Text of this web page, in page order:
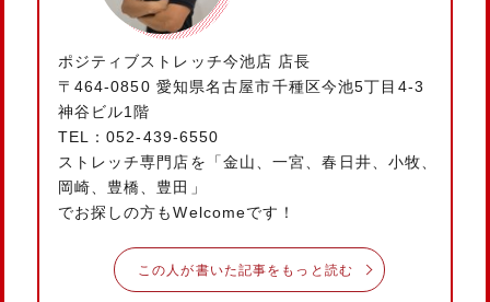
ポジティブストレッチ今池店 店長
〒464-0850 愛知県名古屋市千種区今池5丁目4-3
神谷ビル1階
TEL：052-439-6550
ストレッチ専門店を「金山、一宮、春日井、小牧、
岡崎、豊橋、豊田」
でお探しの方もWelcomeです！
この人が書いた記事をもっと読む